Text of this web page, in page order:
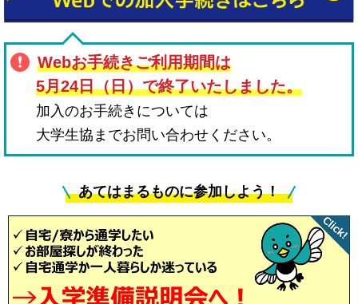
縄版』オンライン開催します！
【パソコン関連商品】佐賀大生におすすめの周辺機
器・持ち歩きアイテム
2025年12月05日(金) ｜お知らせ｜新入生
【パソコン購入を検討の皆様へ】佐賀大学生のため
Webお手続きご利用期間は
5月24日（日）で終了いたしました。
加入のお手続きについては
大学生協までお問い合わせください。
あてはまるものに参加しよう！
教科書の購入
新入生のためのスキルアップ講座
～大学生の基礎力講座～ Start Line
TOEIC学習スタート講座
～留学を目指す人の為の～ 留学ガイダンス【参加費無料】
自動車免許の取得